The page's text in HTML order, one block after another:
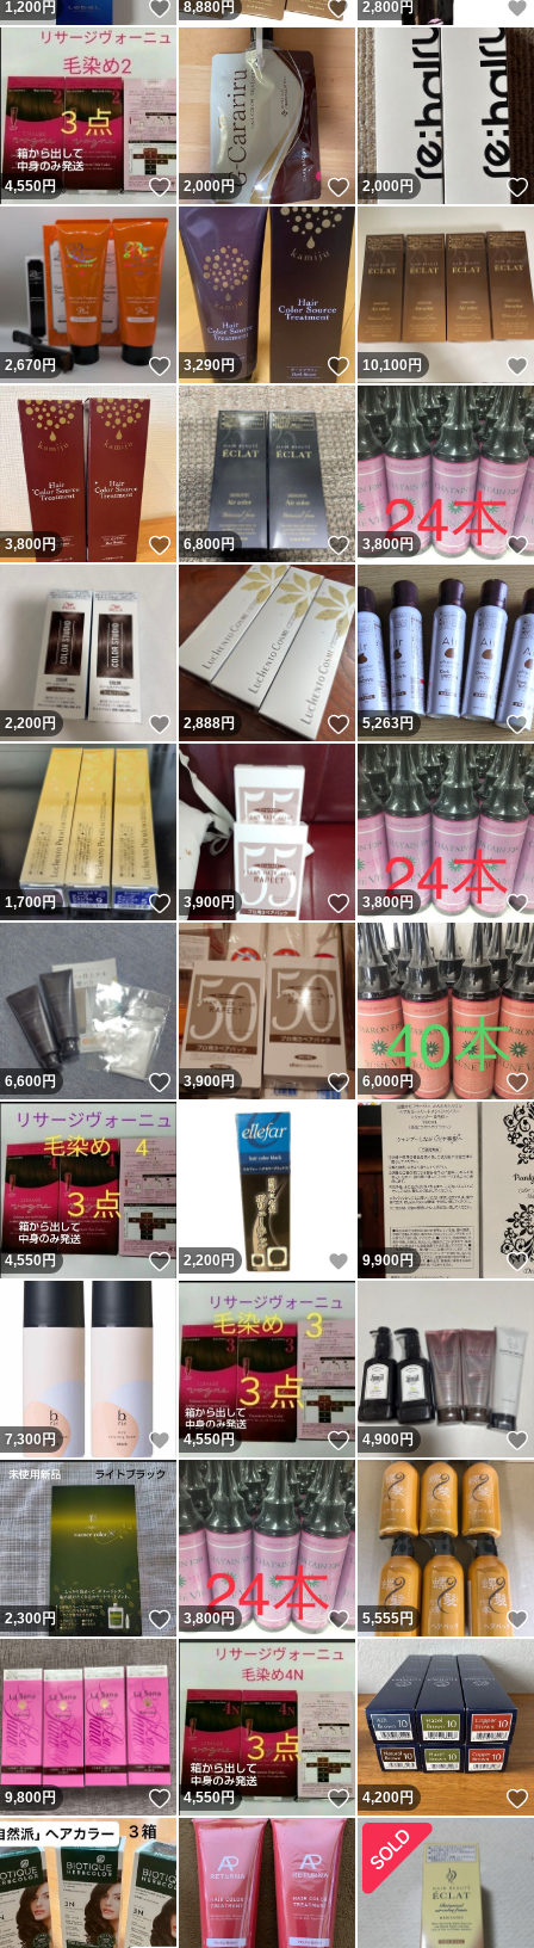
1,200円 いいね！
8,880円 いいね！
2,800 円
4,550円 いいね！
2,000円 いいね！
2,000円
2,670円 いいね！
3,290円 いいね！
10,100円
3,800円 いいね！
6,800円 いいね！
3,800円
2,200円 いいね！
2,888円 いいね！
5,263円
1,700円 いいね！
3,900円 いいね！
3,800円
6,600円 いいね！
3,900円 いいね！
6,000円
4,550円 いいね！
2,200 円 いいね！
9,900円
7,300円 いいね！
4,550円 いいね！
4,900円
2,300円 いいね！
3,800円 いいね！
5,555円
9,800円 いいね！
4,550円 いいね！
4,200円